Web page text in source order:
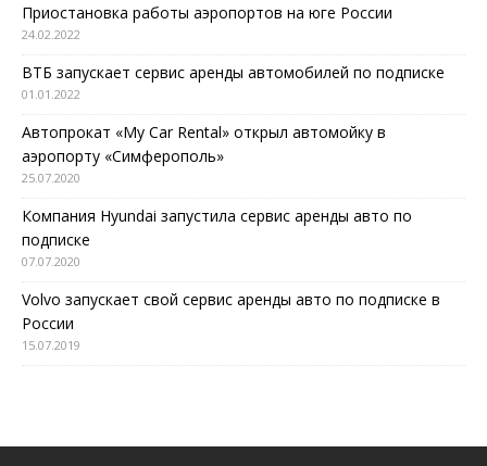
Приостановка работы аэропортов на юге России
24.02.2022
ВТБ запускает сервис аренды автомобилей по подписке
01.01.2022
Автопрокат «My Car Rental» открыл автомойку в
аэропорту «Симферополь»
25.07.2020
Компания Hyundai запустила сервис аренды авто по
подписке
07.07.2020
Volvo запускает свой сервис аренды авто по подписке в
России
15.07.2019